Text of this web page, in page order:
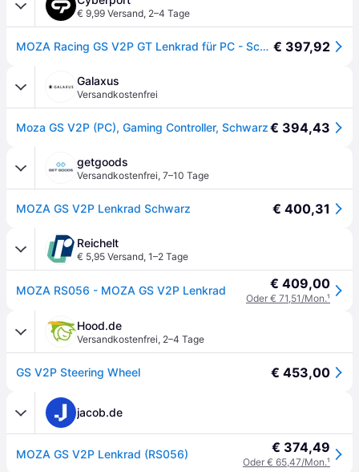
€ 9,99 Versand, 2–4 Tage
MOZA Racing GS V2P GT Lenkrad für PC - Schwarz € 397,92
Galaxus
Versandkostenfrei
Moza GS V2P (PC), Gaming Controller, Schwarz€ 394,43
getgoods
Versandkostenfrei, 7–10 Tage
MOZA GS V2P Lenkrad Schwarz € 400,31
Reichelt
€ 5,95 Versand, 1–2 Tage
MOZA RS056 - MOZA GS V2P Lenkrad € 409,00
Oder € 71,51/Mon.¹
Hood.de
Versandkostenfrei, 2–4 Tage
GS V2P Steering Wheel € 453,00
jacob.de
MOZA GS V2P Lenkrad (RS056) € 374,49
Oder € 65,47/Mon.¹